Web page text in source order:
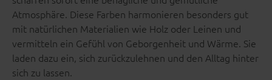
Atmosphäre. Diese Farben harmonieren besonders gut
mit natürlichen Materialien wie Holz oder Leinen und
vermitteln ein Gefühl von Geborgenheit und Wärme. Sie
laden dazu ein, sich zurückzulehnen und den Alltag hinter
sich zu lassen.